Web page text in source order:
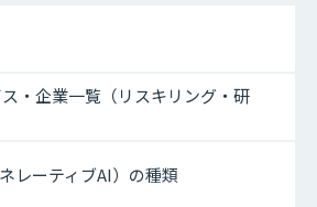
・企業一覧（リスキリング・研
レーティブAI）の種類